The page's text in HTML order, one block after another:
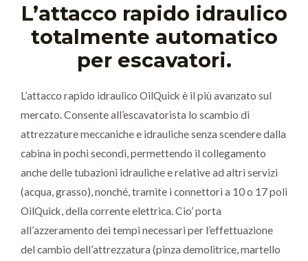
L’attacco rapido idraulico
totalmente automatico
per escavatori.
L’attacco rapido idraulico OilQuick è il più avanzato sul
mercato. Consente all’escavatorista lo scambio di
attrezzature meccaniche e idrauliche senza scendere dalla
cabina in pochi secondi, permettendo il collegamento
anche delle tubazioni idrauliche e relative ad altri servizi
(acqua, grasso), nonché, tramite i connettori a 10 o 17 poli
OilQuick, della corrente elettrica. Cio’ porta
all’azzeramento dei tempi necessari per l’effettuazione
del cambio dell’attrezzatura (pinza demolitrice, martello